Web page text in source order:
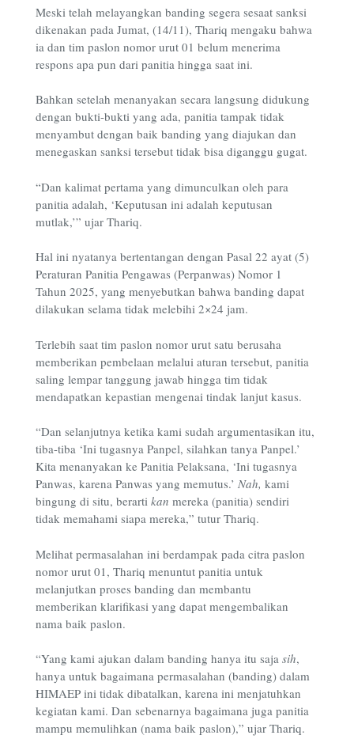
Meski telah melayangkan banding segera sesaat sanksi
dikenakan pada Jumat, (14/11), Thariq mengaku bahwa
ia dan tim paslon nomor urut 01 belum menerima
respons apa pun dari panitia hingga saat ini.
Bahkan setelah menanyakan secara langsung didukung
dengan bukti-bukti yang ada, panitia tampak tidak
menyambut dengan baik banding yang diajukan dan
menegaskan sanksi tersebut tidak bisa diganggu gugat.
“Dan kalimat pertama yang dimunculkan oleh para
panitia adalah, ‘Keputusan ini adalah keputusan
mutlak,’” ujar Thariq.
Hal ini nyatanya bertentangan dengan Pasal 22 ayat (5)
Peraturan Panitia Pengawas (Perpanwas) Nomor 1
Tahun 2025, yang menyebutkan bahwa banding dapat
dilakukan selama tidak melebihi 2×24 jam.
Terlebih saat tim paslon nomor urut satu berusaha
memberikan pembelaan melalui aturan tersebut, panitia
saling lempar tanggung jawab hingga tim tidak
mendapatkan kepastian mengenai tindak lanjut kasus.
“Dan selanjutnya ketika kami sudah argumentasikan itu,
tiba-tiba ‘Ini tugasnya Panpel, silahkan tanya Panpel.’
Kita menanyakan ke Panitia Pelaksana, ‘Ini tugasnya
Panwas, karena Panwas yang memutus.’ Nah, kami
bingung di situ, berarti kan mereka (panitia) sendiri
tidak memahami siapa mereka,” tutur Thariq.
Melihat permasalahan ini berdampak pada citra paslon
nomor urut 01, Thariq menuntut panitia untuk
melanjutkan proses banding dan membantu
memberikan klarifikasi yang dapat mengembalikan
nama baik paslon.
“Yang kami ajukan dalam banding hanya itu saja sih,
hanya untuk bagaimana permasalahan (banding) dalam
HIMAEP ini tidak dibatalkan, karena ini menjatuhkan
kegiatan kami. Dan sebenarnya bagaimana juga panitia
mampu memulihkan (nama baik paslon),” ujar Thariq.